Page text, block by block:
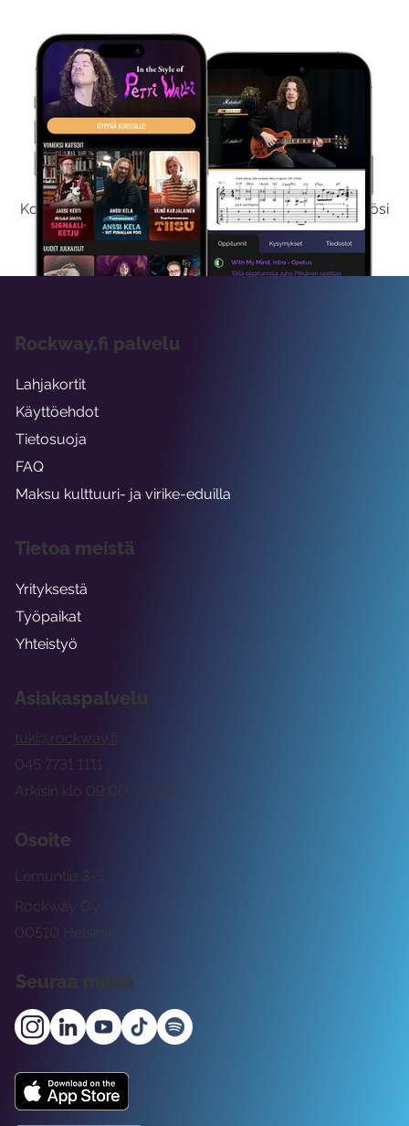
Kokeile Ilmaiseksi
Kokeilemalla ilmaiseksi saat koko sisältömme käyttöösi
viikon ajaksi.
Asiakaspalvelu
tuki@rockway.fi
Arkisin klo 09:00 -15:00
045 7731 1111
Osoite
Rockway Oy
Lemuntie 3-5
00510 Helsinki
Seuraa meitä
Rockway.fi palvelu
Lahjakortit
Käyttöehdot
Tietosuoja
FAQ
Maksu kulttuuri- ja virike-eduilla
Tietoa meistä
Yrityksestä
Työpaikat
Yhteistyö